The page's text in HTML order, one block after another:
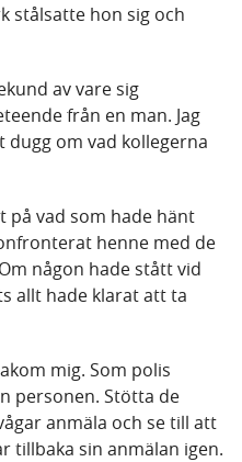
stålsatte hon sig och
av vare sig
från en man. Jag
om vad kollegerna
på vad som hade hänt
henne med de
någon hade stått vid
allt hade klarat att ta
mig. Som polis
personen. Stötta de
anmäla och se till att
tillbaka sin anmälan igen.